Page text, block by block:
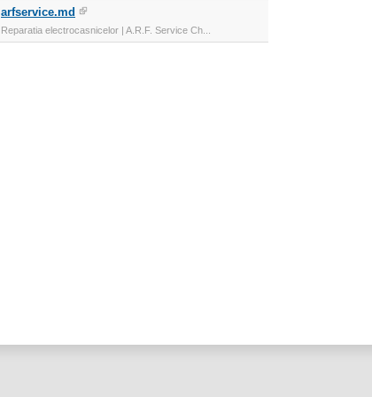
arfservice.md
Reparatia electrocasnicelor | A.R.F. Service Ch...